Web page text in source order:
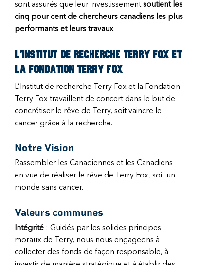
sont assurés que leur investissement soutient les
cinq pour cent de chercheurs canadiens les plus
performants et leurs travaux.
L’Institut de recherche Terry Fox et
la Fondation Terry Fox
L’Institut de recherche Terry Fox et la Fondation
Terry Fox travaillent de concert dans le but de
concrétiser le rêve de Terry, soit vaincre le
cancer grâce à la recherche.
Notre Vision
Rassembler les Canadiennes et les Canadiens
en vue de réaliser le rêve de Terry Fox, soit un
monde sans cancer.
Valeurs communes
Intégrité : Guidés par les solides principes
moraux de Terry, nous nous engageons à
collecter des fonds de façon responsable, à